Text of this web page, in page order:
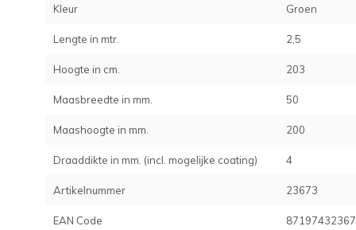
Kleur Groen
Lengte in mtr. 2,5
Hoogte in cm. 203
Maasbreedte in mm. 50
Maashoogte in mm. 200
Draaddikte in mm. (incl. mogelijke coating) 4
Artikelnummer 23673
EAN Code